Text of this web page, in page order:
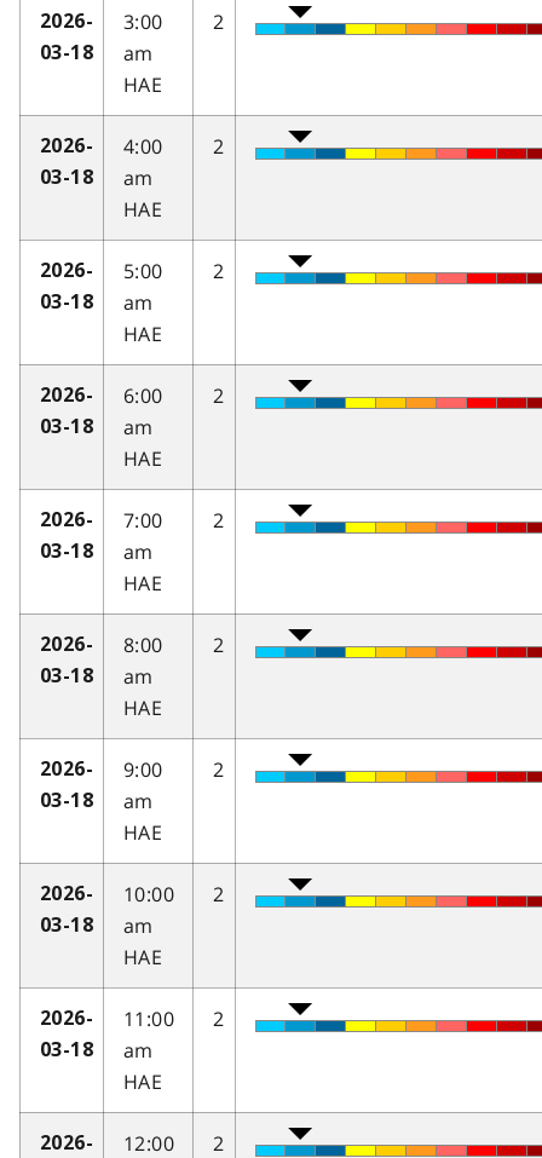
2026-
03-18
3:00
am
HAE
2
2026-
03-18
4:00
am
HAE
2
2026-
03-18
5:00
am
HAE
2
2026-
03-18
6:00
am
HAE
2
2026-
03-18
7:00
am
HAE
2
2026-
03-18
8:00
am
HAE
2
2026-
03-18
9:00
am
HAE
2
2026-
03-18
10:00
am
HAE
2
2026-
03-18
11:00
am
HAE
2
2026-
12:00
2